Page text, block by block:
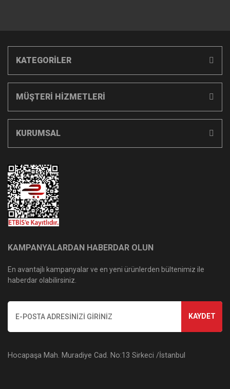
KATEGORİLER
MÜŞTERİ HİZMETLERİ
KURUMSAL
KAMPANYALARDAN HABERDAR OLUN
En avantajlı kampanyalar ve en yeni ürünlerden bültenimiz ile
haberdar olabilirsiniz.
KAYDET
Hocapaşa Mah. Muradiye Cad. No:13 Sirkeci /İstanbul